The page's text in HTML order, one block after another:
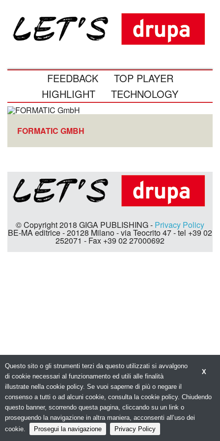
FEEDBACK
TOP PLAYER
HIGHLIGHT
TECHNOLOGY
FORMATIC GMBH
© Copyright 2018 GIGA PUBLISHING - Privacy Policy
BE-MA editrice - 20128 Milano - via Teocrito 47 - tel +39 02
252071 - Fax +39 02 27000692
X
Questo sito o gli strumenti terzi da questo utilizzati si avvalgono
di cookie necessari al funzionamento ed utili alle finalità
illustrate nella cookie policy. Se vuoi saperne di più o negare il
consenso a tutti o ad alcuni cookie, consulta la cookie policy. Chiudendo
questo banner, scorrendo questa pagina, cliccando su un link o
proseguendo la navigazione in altra maniera, acconsenti all’uso dei
cookie.
Prosegui la navigazione Privacy Policy